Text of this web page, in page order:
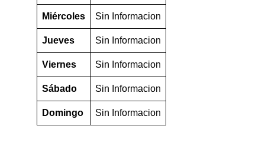
Miércoles Sin Informacion
Jueves Sin Informacion
Viernes Sin Informacion
Sábado Sin Informacion
Domingo Sin Informacion